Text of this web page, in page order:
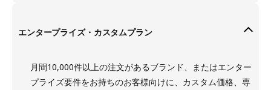
エンタープライズ・カスタムプラン
月間10,000件以上の注文があるブランド、またはエンター
プライズ要件をお持ちのお客様向けに、カスタム価格、専